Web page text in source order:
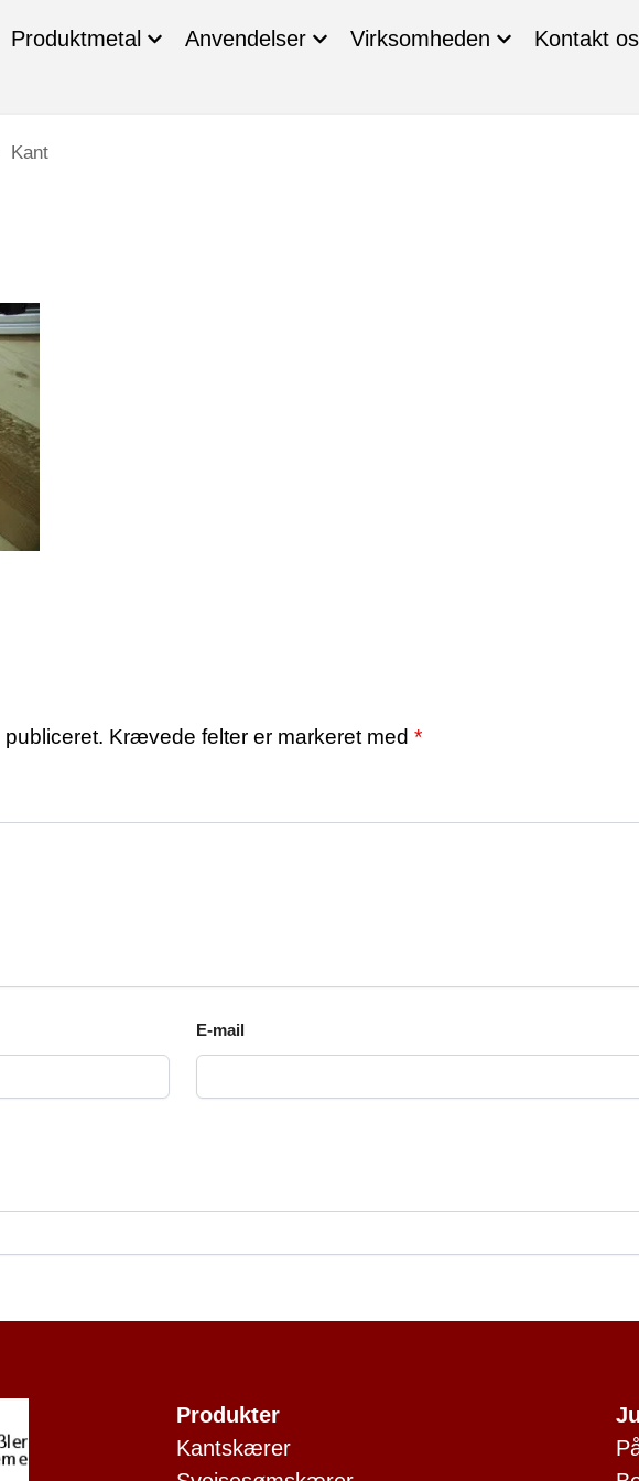
Produktmetal Anvendelser Virksomheden Kontakt os
Kant
Krævede felter er markeret med *
E-mail
Produkter
Kantskærer